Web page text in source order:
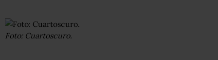
Foto: Cuartoscuro.